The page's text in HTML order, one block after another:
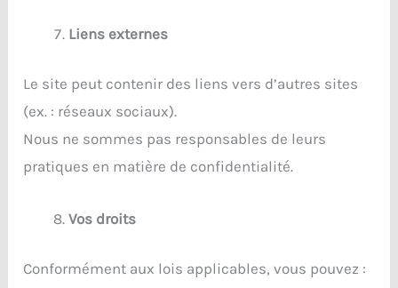
Liens externes
Le site peut contenir des liens vers d’autres sites
(ex. : réseaux sociaux).
Nous ne sommes pas responsables de leurs
pratiques en matière de confidentialité.
Vos droits
Conformément aux lois applicables, vous pouvez :